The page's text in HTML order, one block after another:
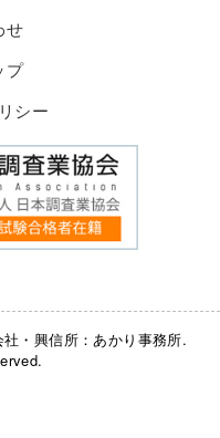
せ
プ
シー
・興信所：あかり事務所.